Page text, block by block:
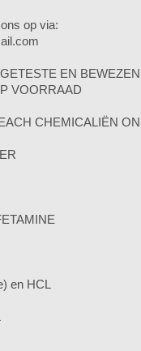
op via:
EN
VOORRAAD
CHEMICALIËN
en HCL